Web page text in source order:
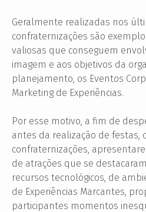
Geralmente realizadas nos
confraternizações são
valiosas que conseguem
imagem e aos objetivos da
planejamento, os Eventos
Marketing de Experiências.
Por esse motivo, a fim de
antes da realização de festas,
confraternizações,
de atrações que se
recursos tecnológicos, de
de Experiências Marcantes,
participantes momentos